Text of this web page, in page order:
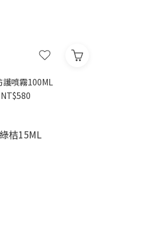
護噴霧100ML
NT$580